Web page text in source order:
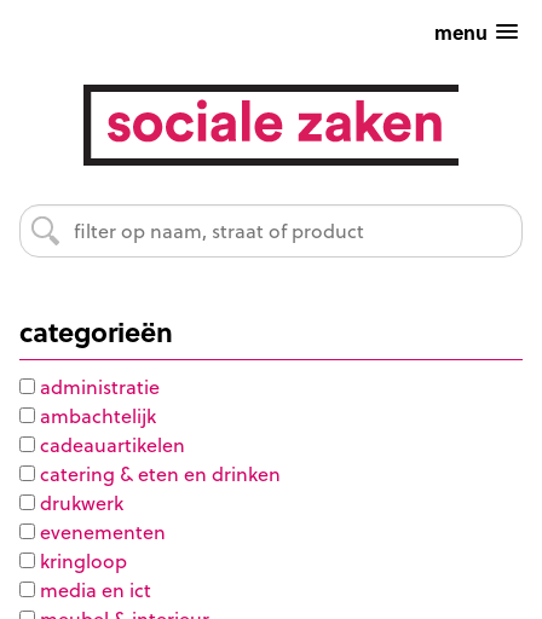
menu
categorieën
administratie
ambachtelijk
cadeauartikelen
catering & eten en drinken
drukwerk
evenementen
kringloop
media en ict